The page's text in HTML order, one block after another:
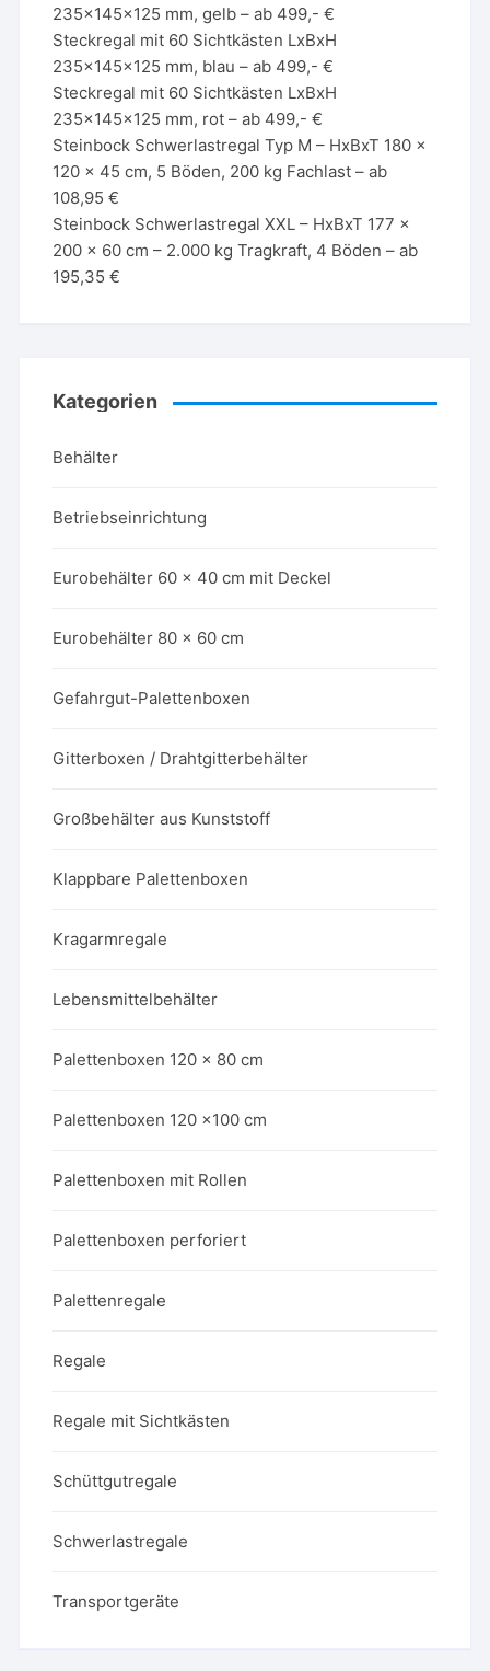
235x145x125 mm, gelb – ab 499,- €
Steckregal mit 60 Sichtkästen LxBxH
235x145x125 mm, blau – ab 499,- €
Steckregal mit 60 Sichtkästen LxBxH
235x145x125 mm, rot – ab 499,- €
Steinbock Schwerlastregal Typ M – HxBxT 180 x
120 x 45 cm, 5 Böden, 200 kg Fachlast – ab
108,95 €
Steinbock Schwerlastregal XXL – HxBxT 177 x
200 x 60 cm – 2.000 kg Tragkraft, 4 Böden – ab
195,35 €
Kategorien
Behälter
Betriebseinrichtung
Eurobehälter 60 x 40 cm mit Deckel
Eurobehälter 80 x 60 cm
Gefahrgut-Palettenboxen
Gitterboxen / Drahtgitterbehälter
Großbehälter aus Kunststoff
Klappbare Palettenboxen
Kragarmregale
Lebensmittelbehälter
Palettenboxen 120 x 80 cm
Palettenboxen 120 x100 cm
Palettenboxen mit Rollen
Palettenboxen perforiert
Palettenregale
Regale
Regale mit Sichtkästen
Schüttgutregale
Schwerlastregale
Transportgeräte